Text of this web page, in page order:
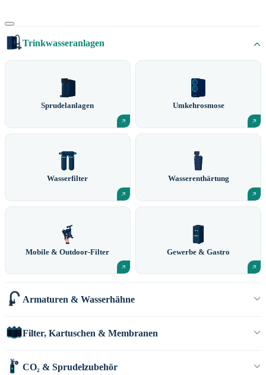
Trinkwasseranlagen
Sprudelanlagen Umkehrosmose
Wasserfilter Wasserenthärtung
Mobile & Outdoor-Filter Gewerbe & Gastro
Armaturen & Wasserhähne
Filter, Kartuschen & Membranen
CO₂ & Sprudelzubehör